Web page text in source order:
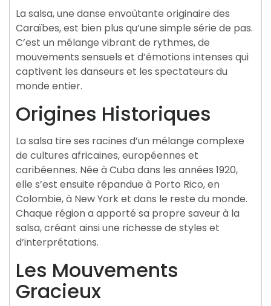
La salsa, une danse envoûtante originaire des
Caraïbes, est bien plus qu’une simple série de pas.
C’est un mélange vibrant de rythmes, de
mouvements sensuels et d’émotions intenses qui
captivent les danseurs et les spectateurs du
monde entier.
Origines Historiques
La salsa tire ses racines d’un mélange complexe
de cultures africaines, européennes et
caribéennes. Née à Cuba dans les années 1920,
elle s’est ensuite répandue à Porto Rico, en
Colombie, à New York et dans le reste du monde.
Chaque région a apporté sa propre saveur à la
salsa, créant ainsi une richesse de styles et
d’interprétations.
Les Mouvements
Gracieux